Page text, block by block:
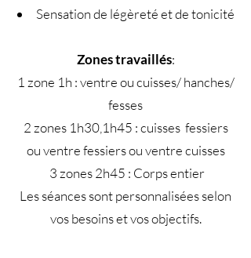
Sensation de légèreté et de tonicité
Zones travaillés:
1 zone 1h : ventre ou cuisses/ hanches/
fesses
2 zones 1h30,1h45 : cuisses fessiers
ou ventre fessiers ou ventre cuisses
3 zones 2h45 : Corps entier
Les séances sont personnalisées selon
vos besoins et vos objectifs.